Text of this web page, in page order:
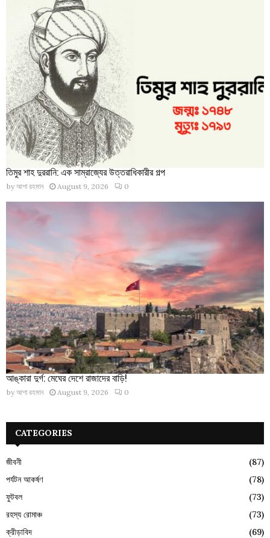
তিমুর শাহ দুররানি: এক সাম্রাজ্যের উত্তরাধিকারীর গল্প
by আশা রহমান August 9, 2026 0
আঙ্কারা দুর্গ: মেঘের দেশে রাজাদের বাড়ি!
by আশা রহমান August 9, 2026 0
CATEGORIES
জীবনী
(87)
পর্যটন আকর্ষণ
(78)
ফুটবল
(73)
রহস্য রোমাঞ্চ
(73)
ক্রীড়াবিদ
(69)